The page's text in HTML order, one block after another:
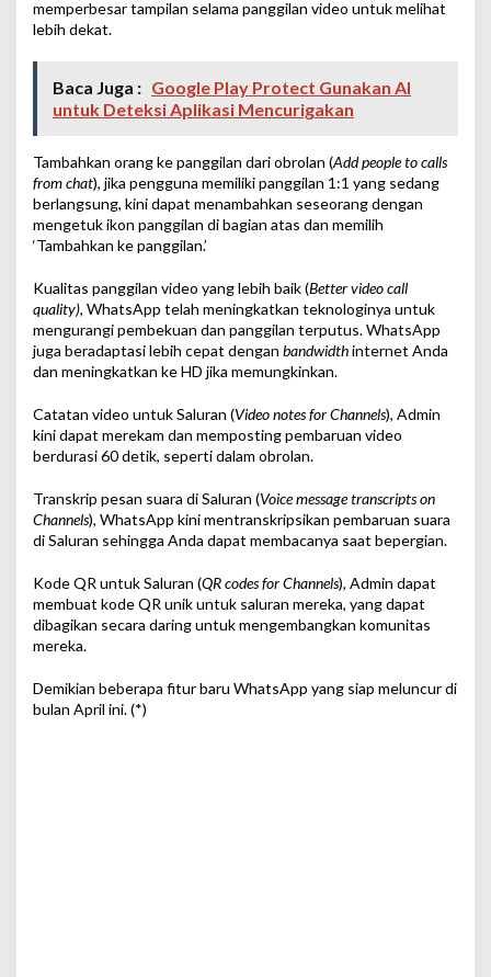
memperbesar tampilan selama panggilan video untuk melihat
lebih dekat.
Baca Juga : Google Play Protect Gunakan AI
untuk Deteksi Aplikasi Mencurigakan
Tambahkan orang ke panggilan dari obrolan (Add people to calls
from chat), jika pengguna memiliki panggilan 1:1 yang sedang
berlangsung, kini dapat menambahkan seseorang dengan
mengetuk ikon panggilan di bagian atas dan memilih
‘Tambahkan ke panggilan.’
Kualitas panggilan video yang lebih baik (Better video call
quality), WhatsApp telah meningkatkan teknologinya untuk
mengurangi pembekuan dan panggilan terputus. WhatsApp
juga beradaptasi lebih cepat dengan bandwidthinternet Anda
dan meningkatkan ke HD jika memungkinkan.
Catatan video untuk Saluran (Video notes for Channels), Admin
kini dapat merekam dan memposting pembaruan video
berdurasi 60 detik, seperti dalam obrolan.
Transkrip pesan suara di Saluran (Voice message transcripts on
Channels), WhatsApp kini mentranskripsikan pembaruan suara
di Saluran sehingga Anda dapat membacanya saat bepergian.
Kode QR untuk Saluran (QR codes for Channels), Admin dapat
membuat kode QR unik untuk saluran mereka, yang dapat
dibagikan secara daring untuk mengembangkan komunitas
mereka.
Demikian beberapa fitur baru WhatsApp yang siap meluncur di
bulan April ini. (*)